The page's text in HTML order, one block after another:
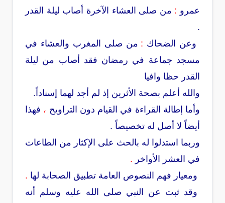
عمرو : من صلى العشاء الآخرة أصاب ليلة القدر
.
وعن الضحاك : من صلى المغرب والعشاء في
مسجد جماعة في رمضان فقد أصاب من ليلة
القدر حظا وافيا
والله أعلم بصحة الأثرين إذ لم أجد لهما إسناداً.
وأما إطالة القراءة في القيام دون التراويح ، فهذا
أيضاً لا أصل له تخصيصاً .
وربما استدلوا له بالحث على الإكثار من الطاعات
في العشر الأواخر .
ومعيار فهم النصوص العامة تطبيق الصحابة لها .
وقد ثبت عن النبي صلى الله عليه وسلم أنه